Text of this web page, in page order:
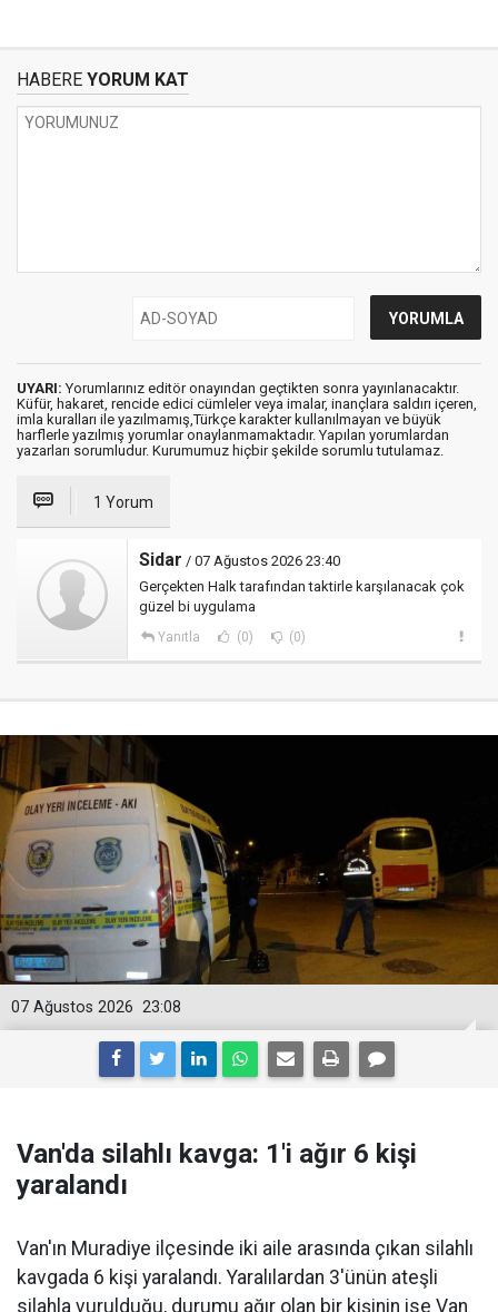
HABERE YORUM KAT
UYARI: Yorumlarınız editör onayından geçtikten sonra yayınlanacaktır.
Küfür, hakaret, rencide edici cümleler veya imalar, inançlara saldırı içeren,
imla kuralları ile yazılmamış,Türkçe karakter kullanılmayan ve büyük
harflerle yazılmış yorumlar onaylanmamaktadır. Yapılan yorumlardan
yazarları sorumludur. Kurumumuz hiçbir şekilde sorumlu tutulamaz.
1 Yorum
Sidar / 07 Ağustos 2026 23:40
Gerçekten Halk tarafından taktirle karşılanacak çok
güzel bi uygulama
Yanıtla (0) (0)
23:08
07 Ağustos 2026
Van'da silahlı kavga: 1'i ağır 6 kişi
yaralandı
Van'ın Muradiye ilçesinde iki aile arasında çıkan silahlı
kavgada 6 kişi yaralandı. Yaralılardan 3'ünün ateşli
silahla vurulduğu, durumu ağır olan bir kişinin ise Van